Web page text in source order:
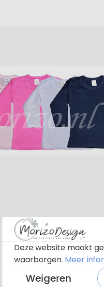
Deze website maakt
waarborgen. Meer
Weigeren